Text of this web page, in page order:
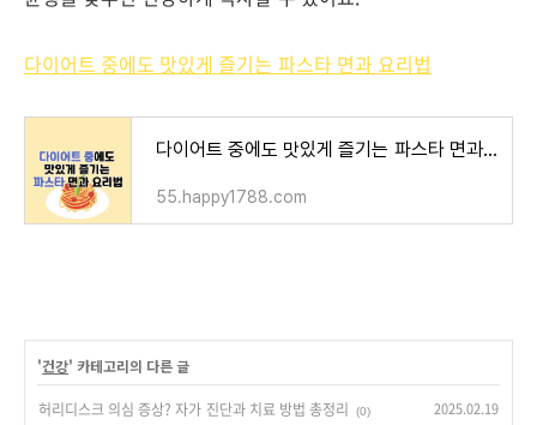
다이어트 중에도 맛있게 즐기는 파스타 면과 요리법
다이어트 중에도 맛있게 즐기는 파스타 면과 요리법
55.happy1788.com
'건강' 카테고리의 다른 글
허리디스크 의심 증상? 자가 진단과 치료 방법 총정리 (0) 2025.02.19